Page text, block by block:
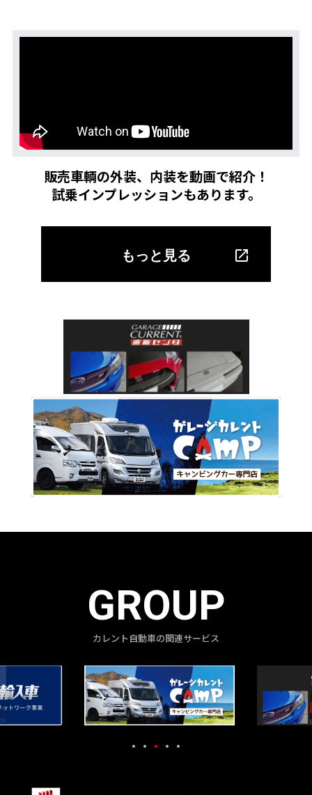
販売車輌の外装、内装を動画で紹介！
試乗インプレッションもあります。
もっと見る
GROUP
カレント自動車の関連サービス